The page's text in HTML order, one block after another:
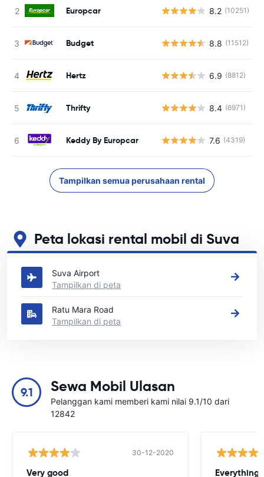
Europcar 8.2 (10251)
Budget 8.8 (11512)
Hertz 6.9 (8812)
Thrifty 8.4 (6971)
Keddy By Europcar 7.6 (4319)
Tampilkan semua perusahaan rental
Peta lokasi rental mobil di Suva
Lihat lokasi persewaan mobil utama kami di Suva
Suva Airport
Tampilkan di peta
Ratu Mara Road
Tampilkan di peta
9.1 Sewa Mobil Ulasan
Pelanggan kami memberi kami nilai 9.1/10 dari
12842
30-12-2020
Very good Everything